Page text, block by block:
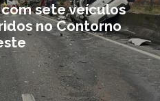
sete veículos
no Contorno